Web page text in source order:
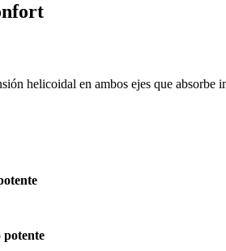
helicoidal en ambos ejes que
potente